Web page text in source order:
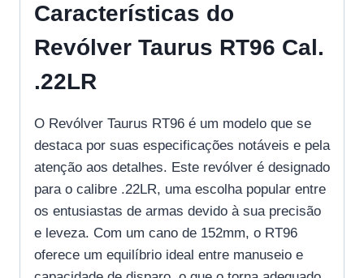
Características do
Revólver Taurus RT96 Cal.
.22LR
O Revólver Taurus RT96 é um modelo que se
destaca por suas especificações notáveis e pela
atenção aos detalhes. Este revólver é designado
para o calibre .22LR, uma escolha popular entre
os entusiastas de armas devido à sua precisão
e leveza. Com um cano de 152mm, o RT96
oferece um equilíbrio ideal entre manuseio e